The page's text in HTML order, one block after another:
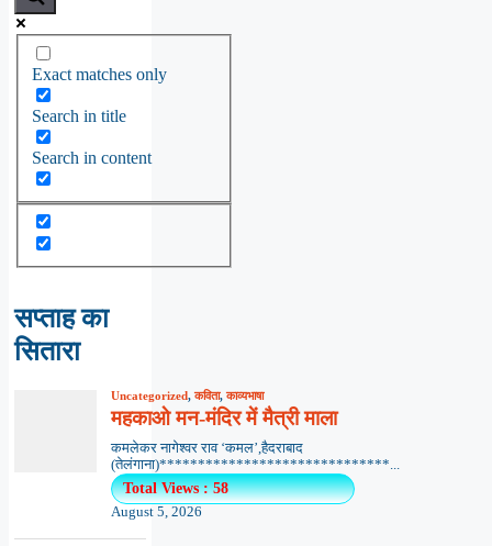
Exact matches only
Search in title
Search in content
सप्ताह का
सितारा
Uncategorized,कविता,काव्यभाषा
महकाओ मन-मंदिर में मैत्री माला
कमलेकर नागेश्वर राव ‘कमल’,हैदराबाद
(तेलंगाना)******************************...
Total Views : 58
August 5, 2026